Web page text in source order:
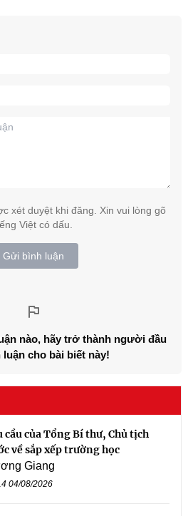
xét duyệt khi đăng. Xin vui lòng gõ
Việt có dấu.
Gửi bình luận
nào, hãy trở thành người đầu
cho bài biết này!
cầu của Tổng Bí thư, Chủ tịch
về sắp xếp trường học
Giang
04/08/2026